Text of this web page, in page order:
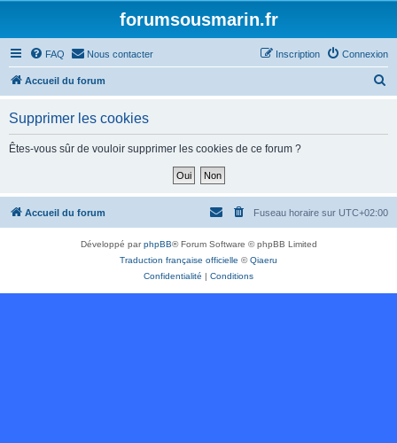
forumsousmarin.fr
FAQ Nous contacter Connexion
Inscription
Accueil du forum
h
Supprimer les cookies
Êtes-vous sûr de vouloir supprimer les cookies de ce forum ?
Accueil du forum Fuseau horaire sur UTC+02:00
Développé parphpBB® Forum Software © phpBB Limited
Traduction française officielle ©Qiaeru
Confidentialité | Conditions